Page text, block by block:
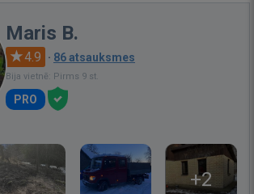
Maris B.
4.9 · 86 atsauksmes
Bija vietnē: Pirms 9 st.
PRO
+2